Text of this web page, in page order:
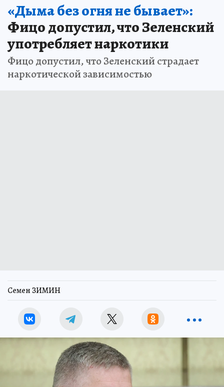
«Дыма без огня не бывает»:
Фицо допустил, что Зеленский
употребляет наркотики
Фицо допустил, что Зеленский страдает
наркотической зависимостью
Семен ЗИМИН